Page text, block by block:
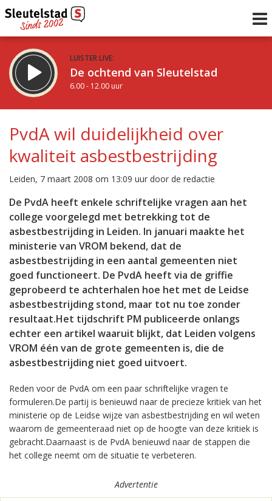
LUISTER LIVE:
De ochtend van Sleutelstad
6.00 - 12.00 uur
De middag van Sleutelstad
12.00 - 18.00 uur
Vorig uur
uur 1 van 0 Volgend uur
Inklappen
PvdA wil duidelijkheid over
kwaliteit asbestbestrijding
Leiden, 7 maart 2008 om 13:09 uur door de redactie
De PvdA heeft enkele schriftelijke vragen aan het
college voorgelegd met betrekking tot de
asbestbestrijding in Leiden. In januari maakte het
ministerie van VROM bekend, dat de
asbestbestrijding in een aantal gemeenten niet
goed functioneert. De PvdA heeft via de griffie
geprobeerd te achterhalen hoe het met de Leidse
asbestbestrijding stond, maar tot nu toe zonder
resultaat.Het tijdschrift PM publiceerde onlangs
echter een artikel waaruit blijkt, dat Leiden volgens
VROM één van de grote gemeenten is, die de
asbestbestrijding niet goed uitvoert.
Reden voor de PvdA om een paar schriftelijke vragen te
formuleren.De partij is benieuwd naar de precieze kritiek van het
ministerie op de Leidse wijze van asbestbestrijding en wil weten
waarom de gemeenteraad niet op de hoogte van deze kritiek is
gebracht.Daarnaast is de PvdA benieuwd naar de stappen die
het college neemt om de situatie te verbeteren.
Advertentie